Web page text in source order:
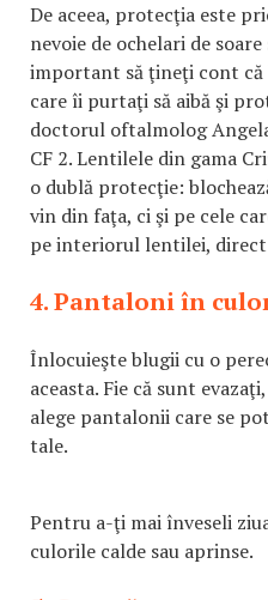
De aceea, protecţia este
nevoie de ochelari de soare
important să ţineţi cont
care îi purtaţi să aibă şi
doctorul oftalmolog
CF 2. Lentilele din gama
o dublă protecţie:
vin din faţa, ci şi pe cele
pe interiorul lentilei,
4. Pantaloni în
Înlocuieşte blugii cu o
aceasta. Fie că sunt
alege pantalonii care se
tale.
Pentru a-ţi mai înveseli
culorile calde sau aprinse.